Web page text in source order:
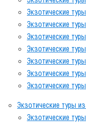
Экзотические
Экзотические
Экзотические
Экзотические
Экзотические
Экзотические
Экзотические
Экзотические туры
Экзотические